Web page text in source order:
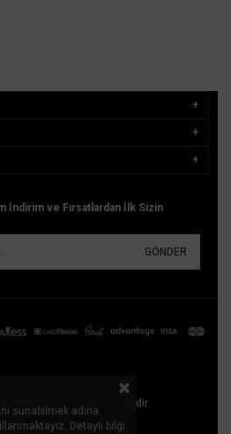
İndirim ve Fırsatlardan İlk Sizin
GÖNDER
- Tüm Hakları Saklıdır.
sunabilmek adına
Detaylı bilgi